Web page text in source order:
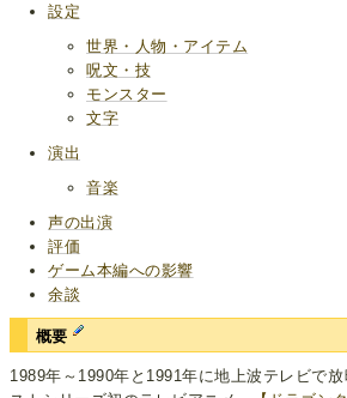
設定
世界・人物・アイテム
呪文・技
モンスター
文字
演出
音楽
声の出演
評価
ゲーム本編への影響
余談
概要
1989年～1990年と1991年に地上波テレビで